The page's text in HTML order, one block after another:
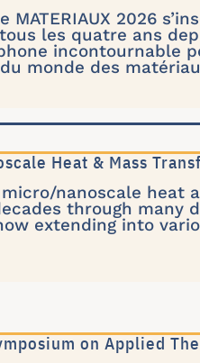
2026
les quatre ans
incontournable
monde des
Heat & Mass
nanoscale heat
through many
extending into
on Applied